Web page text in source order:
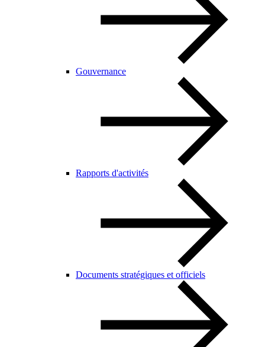
Gouvernance
Rapports d'activités
Documents stratégiques et officiels